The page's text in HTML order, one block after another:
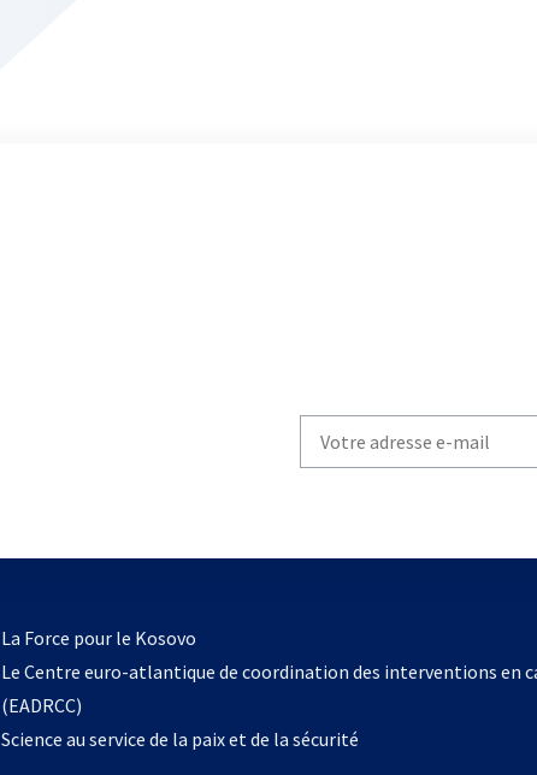
La Force pour le Kosovos’ouvre
dans
nouvel
Le Centre euro-atlantique de coordination des interventions en
(EADRCC)
Science au service de la paix et de la sécurité